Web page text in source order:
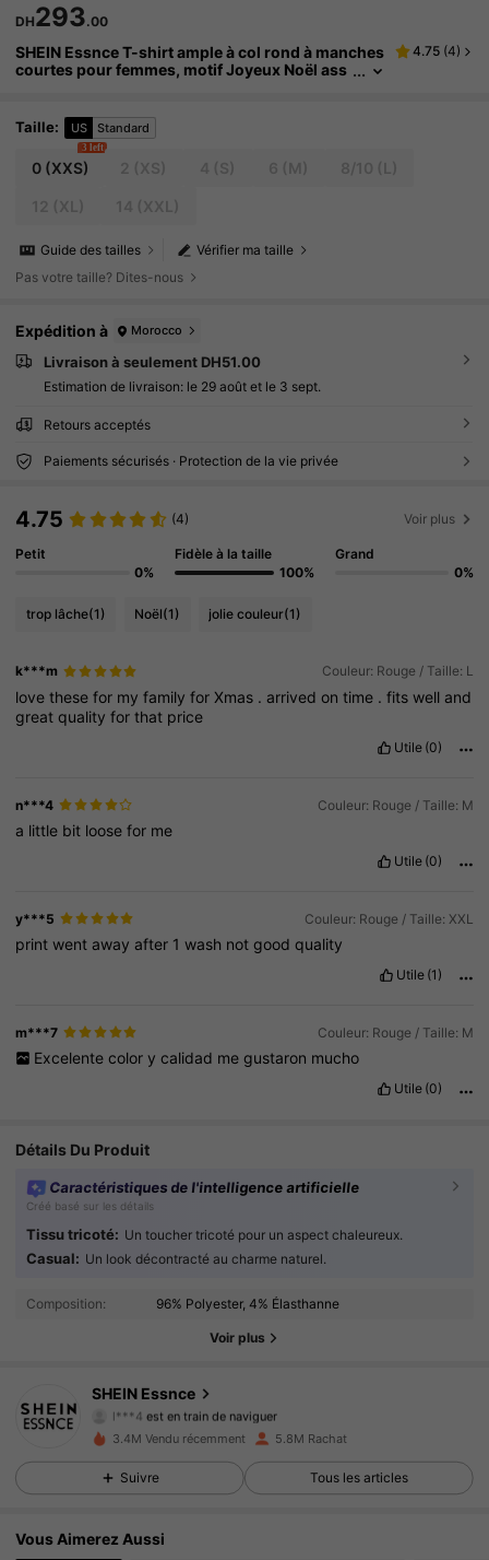
DH293.00
SHEIN Essnce T-shirt ample à col rond à manches
courtes pour femmes, motif Joyeux Noël ass
4.75 (4)
Taille: US Standard
0(XXS)
3 left
Vérifier ma taille
Guide des tailles
Pas votre taille? Dites-nous
Expédition à Morocco
Livraison à seulement DH51.00
Estimation de livraison: le 29 août et le 3 sept.
Retours acceptés
Paiements sécurisés · Protection de la vie privée
4.75 (4) Voir plus
Petit
0%
Fidèle à la taille
100%
Grand
0%
trop lâche(1) Noël(1) jolie couleur(1)
k***m Couleur: Rouge / Taille: L
lovethesefor myfamilyfor Xmas . arrivedontime .fitswell and
greatqualityforthat price
Utile (0)
n***4 Couleur: Rouge / Taille: M
a little bit loosefor me
Utile (0)
y***5 Couleur: Rouge / Taille: XXL
printwent away after 1wash notgoodquality
Utile (1)
m***7 Couleur: Rouge / Taille: M
Excelente color y calidad me gustaron mucho
Utile (0)
Détails Du Produit
Caractéristiques de l'intelligence artificielle
Créé basé sur les détails
Tissu tricoté: Un toucher tricoté pour un aspect chaleureux.
Casual: Un look décontracté au charme naturel.
Composition: 96% Polyester, 4% Élasthanne
Voir plus
SHEIN Essnce
4.92 901K Suiveurs
901K Suiveurs
4.92
901K Suiveurs
4.92 901K Suiveurs
4.92 901K Suiveurs
3.4M Vendu récemment 5.8M Rachat
Suivre Tous les articles
Vous Aimerez Aussi